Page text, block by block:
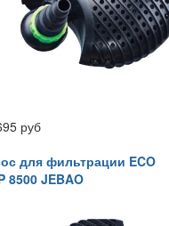
руб
для фильтрации ECO
8500 JEBAO